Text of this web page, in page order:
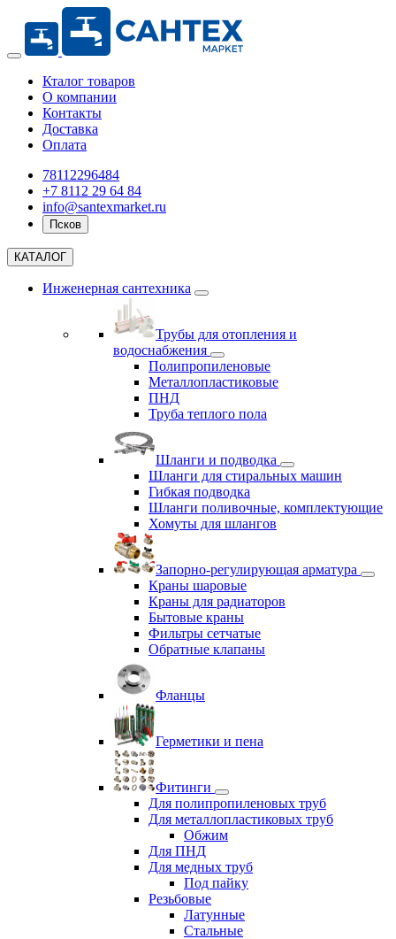
Кталог товаров
О компании
Контакты
Доставка
Оплата
78112296484
+7 8112 29 64 84
info@santexmarket.ru
Псков
КАТАЛОГ
Инженерная сантехника
Трубы для отопления и
водоснабжения
Полипропиленовые
Металлопластиковые
ПНД
Труба теплого пола
Шланги и подводка
Шланги для стиральных машин
Гибкая подводка
Шланги поливочные, комплектующие
Хомуты для шлангов
Запорно-регулирующая арматура
Краны шаровые
Краны для радиаторов
Бытовые краны
Фильтры сетчатые
Обратные клапаны
Фланцы
Герметики и пена
Фитинги
Для полипропиленовых труб
Для металлопластиковых труб
Обжим
Для ПНД
Для медных труб
Под пайку
Резьбовые
Латунные
Cтальные